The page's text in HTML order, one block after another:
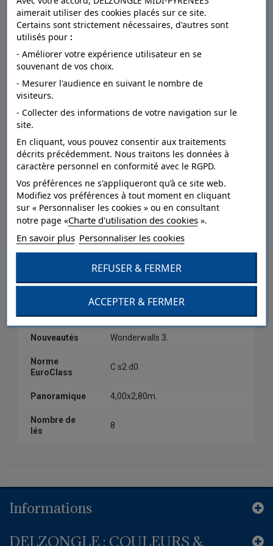
FICHE TECHNIQUE
Dépose arrachable à sec.
Raccord droit.
Entretien lessivable à la brosse.
Résistance à
la lumière
bonne.
Pose Collage sur le mur.
Style Nature,Paysage.
Catégorie Dessin,Grand motif.
Vinyle sur intissé.
Collection Wonderwalls 3.
Nouveautés Wonderwalls 3.
Norme
EuroClass
C s2 d0.
Panoramique 4,00x2,80m.
Nombre de
lés
8
Informations
DELZONGLE : COULEURS &
aimerait utiliser des cookies placés sur ce site.
Certains sont strictement nécessaires, d'autres sont
utilisés pour :
- Améliorer votre expérience utilisateur en se
souvenant de vos choix.
- Mesurer l'audience en suivant le nombre de
visiteurs.
- Collecter des informations de votre navigation sur le
site.
En cliquant, vous pouvez consentir aux traitements
décrits précédemment. Nous traitons les données à
caractère personnel en conformité avec le RGPD.
Vos préférences ne s'appliqueront qu’à ce site web.
Modifiez vos préférences à tout moment en cliquant
sur « Personnaliser les cookies » ou en consultant
notre page «Charte d'utilisation des cookies».
En savoir plus Personnaliser les cookies
REFUSER & FERMER
ACCEPTER & FERMER